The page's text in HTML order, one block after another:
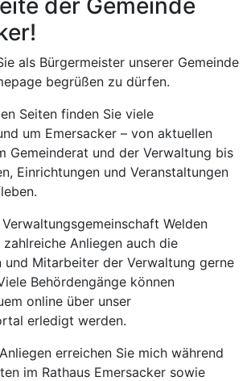
der Gemeinde
als Bürgermeister unserer Gemeinde
begrüßen zu dürfen.
Seiten finden Sie viele
um Emersacker – von aktuellen
Gemeinderat und der Verwaltung bis
Einrichtungen und Veranstaltungen
Welden
Anliegen auch die
und Mitarbeiter der Verwaltung gerne
Behördengänge können
online über unser
erledigt werden.
erreichen Sie mich während
im Rathaus Emersacker sowie